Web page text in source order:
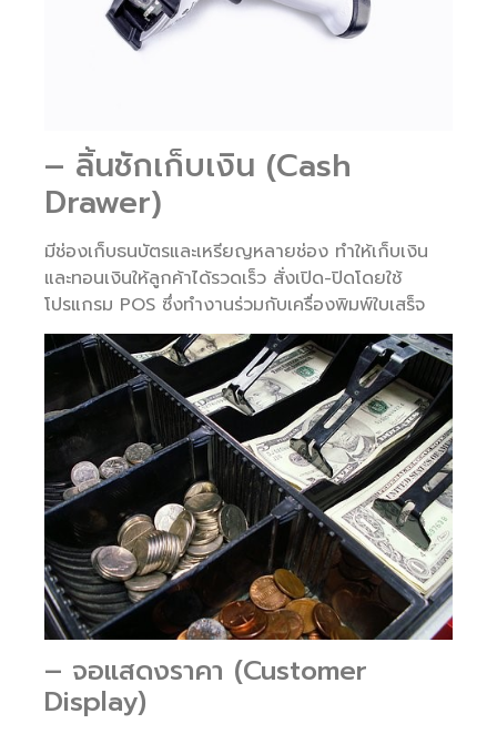
– ลิ้นชักเก็บเงิน (Cash
Drawer)
มีช่องเก็บธนบัตรและเหรียญหลายช่อง ทำให้เก็บเงิน
และทอนเงินให้ลูกค้าได้รวดเร็ว สั่งเปิด-ปิดโดยใช้
โปรแกรม POS ซึ่งทำงานร่วมกับเครื่องพิมพ์ใบเสร็จ
– จอแสดงราคา (Customer
Display)